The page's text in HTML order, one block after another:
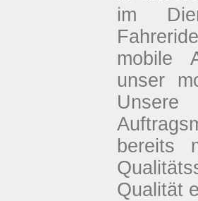
im
mobile
unser
bereits
Qualität